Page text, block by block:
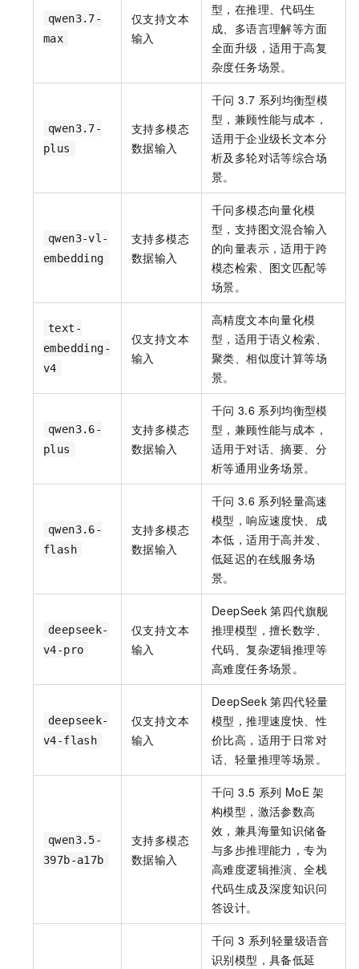
qwen3.7-
max
仅支持文本
输入
型，在推理、代码生
成、多语言理解等方面
全面升级，适用于高复
杂度任务场景。
qwen3.7-
plus
支持多模态
数据输入
千问 3.7 系列均衡型模
型，兼顾性能与成本，
适用于企业级长文本分
析及多轮对话等综合场
景。
qwen3-vl-
embedding
支持多模态
数据输入
千问多模态向量化模
型，支持图文混合输入
的向量表示，适用于跨
模态检索、图文匹配等
场景。
text-
embedding-
v4
仅支持文本
输入
高精度文本向量化模
型，适用于语义检索、
聚类、相似度计算等场
景。
qwen3.6-
plus
支持多模态
数据输入
千问 3.6 系列均衡型模
型，兼顾性能与成本，
适用于对话、摘要、分
析等通用业务场景。
qwen3.6-
flash
支持多模态
数据输入
千问 3.6 系列轻量高速
模型，响应速度快、成
本低，适用于高并发、
低延迟的在线服务场
景。
deepseek-
v4-pro
仅支持文本
输入
DeepSeek 第四代旗舰
推理模型，擅长数学、
代码、复杂逻辑推理等
高难度任务场景。
deepseek-
v4-flash
仅支持文本
输入
DeepSeek 第四代轻量
模型，推理速度快、性
价比高，适用于日常对
话、轻量推理等场景。
qwen3.5-
397b-a17b
支持多模态
数据输入
千问 3.5 系列 MoE 架
构模型，激活参数高
效，兼具海量知识储备
与多步推理能力，专为
高难度逻辑推演、全栈
代码生成及深度知识问
答设计。
千问 3 系列轻量级语音
识别模型，具备低延